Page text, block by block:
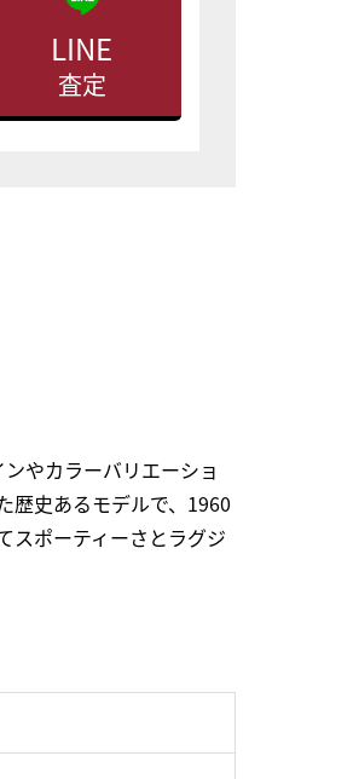
LINE
査定
やカラーバリエーショ
歴史あるモデルで、1960
スポーティーさとラグジ